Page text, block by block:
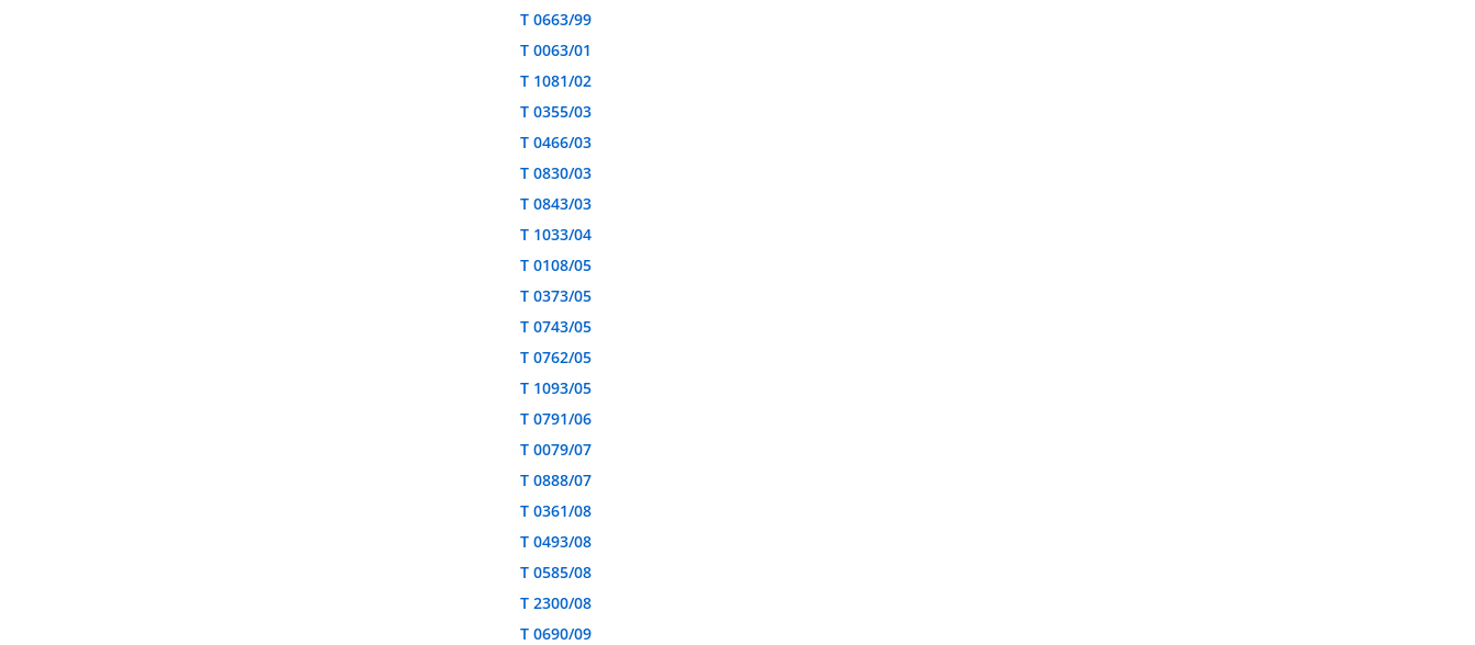
T 0663/99
T 0063/01
T 1081/02
T 0355/03
T 0466/03
T 0830/03
T 0843/03
T 1033/04
T 0108/05
T 0373/05
T 0743/05
T 0762/05
T 1093/05
T 0791/06
T 0079/07
T 0888/07
T 0361/08
T 0493/08
T 0585/08
T 2300/08
T 0690/09